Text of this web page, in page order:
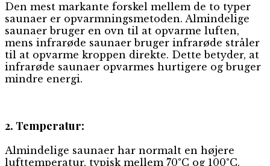
Den mest markante forskel mellem de to typer
saunaer er opvarmningsmetoden. Almindelige
saunaer bruger en ovn til at opvarme luften,
mens infrarøde saunaer bruger infrarøde stråler
til at opvarme kroppen direkte. Dette betyder, at
infrarøde saunaer opvarmes hurtigere og bruger
mindre energi.
2. Temperatur:
Almindelige saunaer har normalt en højere
lufttemperatur, typisk mellem 70°C og 100°C,